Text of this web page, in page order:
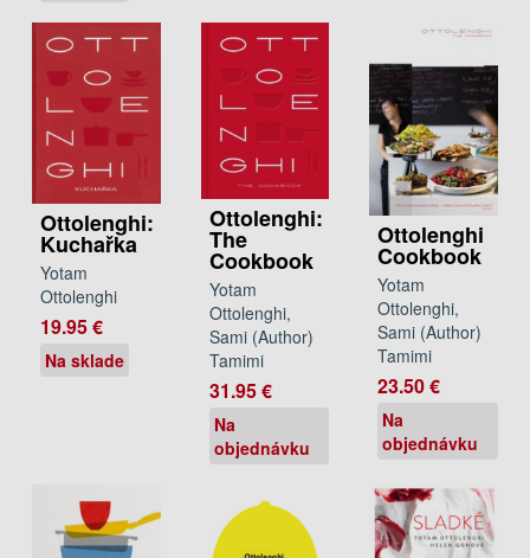
Ottolenghi:
Kuchařka
Yotam
Ottolenghi
19.95 €
Na sklade
Ottolenghi:
The
Cookbook
Yotam
Ottolenghi,
Sami (Author)
Tamimi
31.95 €
Na
objednávku
Ottolenghi
Cookbook
Yotam
Ottolenghi,
Sami (Author)
Tamimi
23.50 €
Na
objednávku